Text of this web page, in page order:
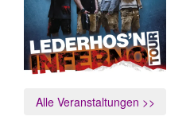
Alle Veranstaltungen >>